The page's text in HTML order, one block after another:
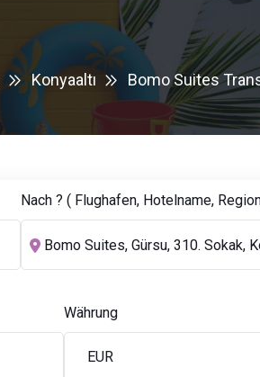
Konyaaltı Bomo Suites
Nach ? ( Flughafen, Hotelname,
Währung